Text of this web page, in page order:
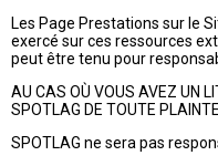
Les Page Prestations sur le
exercé sur ces ressources
peut être tenu pour
AU CAS OÙ VOUS AVEZ UN
SPOTLAG DE TOUTE
SPOTLAG ne sera pas